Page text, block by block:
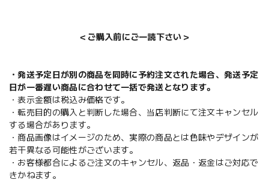
＜ご購入前にご一読下さい＞
・発送予定日が別の商品を同時に予約注文された場合、発送予定
日が一番遅い商品に合わせて一括で発送となります。
・表示金額は税込み価格です。
・転売目的の購入と判断した場合、当店判断にて注文キャンセル
する場合があります。
・商品画像はイメージのため、実際の商品とは色味やデザインが
若干異なる可能性がございます。
・お客様都合によるご注文のキャンセル、返品・返金はご対応で
きかねます。